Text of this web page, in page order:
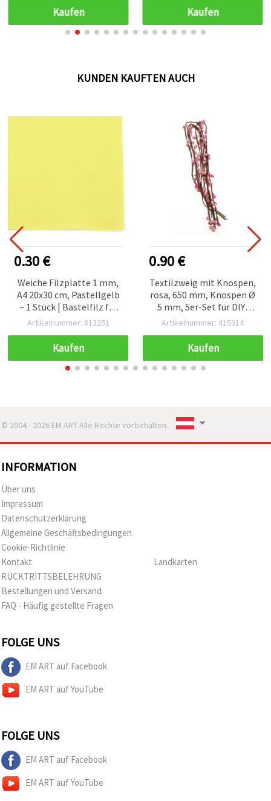
Karten, Scrapbooks &
Alben
Kaufen Kaufen
KUNDEN KAUFTEN AUCH
0.30 €
Weiche Filzplatte 1 mm,
A4 20x30 cm, Pastellgelb
– 1 Stück | Bastelfilz für
DIY, Nähen, Applikationen
Artikelnummer: 812251
Kaufen
0.90 €
Textilzweig mit Knospen,
rosa, 650 mm, Knospen Ø
5 mm, 5er-Set für DIY-
Kränze, Floristik &
Artikelnummer: 415314
Kaufen
© 2004 - 2026 EM ART Alle Rechte vorbehalten..
INFORMATION
Über uns
Impressum
Datenschutzerklärung
Allgemeine Geschäftsbedingungen
Cookie-Richtlinie
Kontakt
RÜCKTRITTSBELEHRUNG
Bestellungen und Versand
FAQ - Häufig gestellte Fragen
Landkarten
FOLGE UNS
EM ART auf Facebook
EM ART auf YouTube
FOLGE UNS
EM ART auf Facebook
EM ART auf YouTube